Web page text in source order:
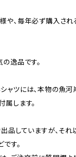
や、毎年必ず購入され
逸品です。
ツには、本物の魚河
します。
品していますが、それ
す。